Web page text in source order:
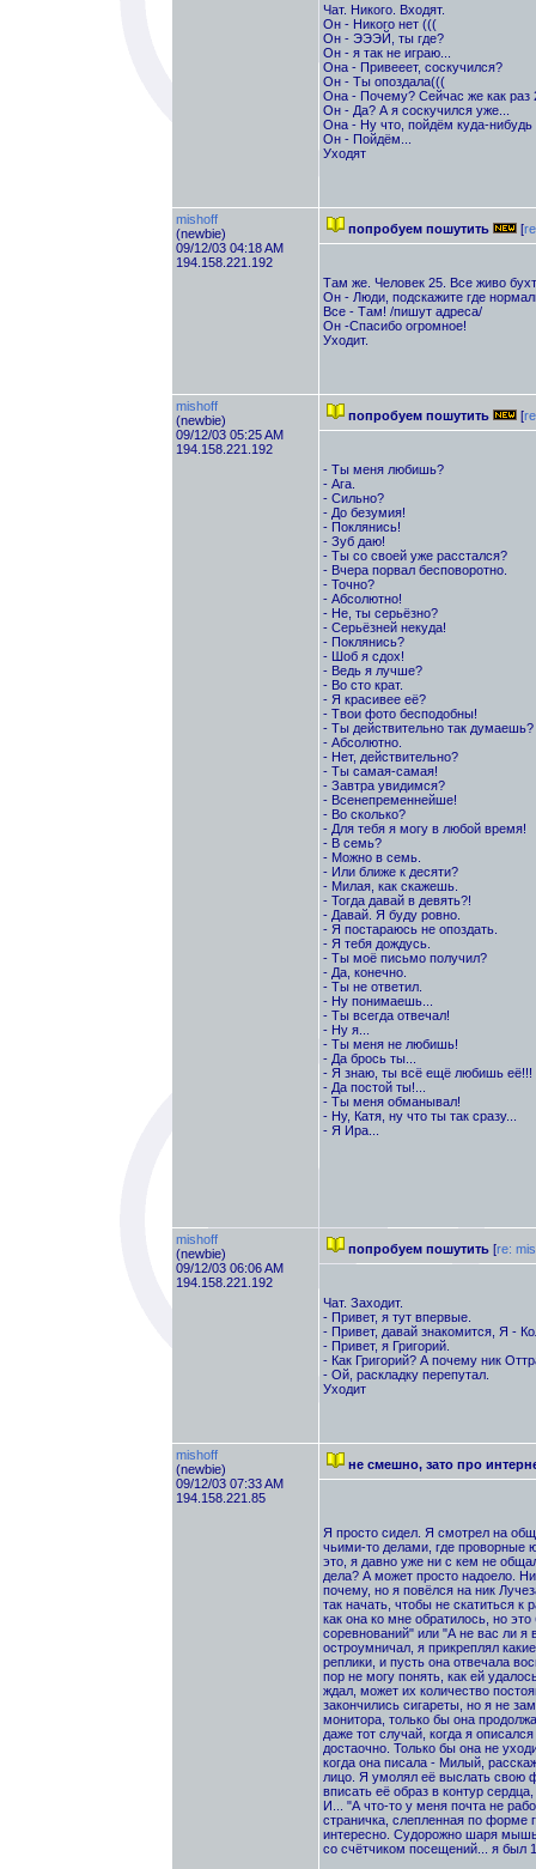
Чат. Никого. Входят.
Он - Никого нет (((
Он - ЭЭЭЙ, ты где?
Он - я так не играю...
Она - Привееет, соскучился?
Он - Ты опоздала(((
Она - Почему? Сейчас же как раз
Он - Да? А я соскучился уже...
Она - Ну что, пойдём куда-
Он - Пойдём...
Уходят
mishoff
(newbie)
09/12/03 04:18 AM
194.158.221.192
попробуем пошутить [
Там же. Человек 25. Все живо
Он - Люди, подскажите где
Все - Там! /пишут адреса/
Он -Спасибо огромное!
Уходит.
mishoff
(newbie)
09/12/03 05:25 AM
194.158.221.192
попробуем пошутить [
- Ты меня любишь?
- Ага.
- Сильно?
- До безумия!
- Поклянись!
- Зуб даю!
- Ты со своей уже расстался?
- Вчера порвал бесповоротно.
- Точно?
- Абсолютно!
- Не, ты серьёзно?
- Серьёзней некуда!
- Поклянись?
- Шоб я сдох!
- Ведь я лучше?
- Во сто крат.
- Я красивее её?
- Твои фото бесподобны!
- Ты действительно так думаешь?
- Абсолютно.
- Нет, действительно?
- Ты самая-самая!
- Завтра увидимся?
- Всенепременнейше!
- Во сколько?
- Для тебя я могу в любой время!
- В семь?
- Можно в семь.
- Или ближе к десяти?
- Милая, как скажешь.
- Тогда давай в девять?!
- Давай. Я буду ровно.
- Я постараюсь не опоздать.
- Я тебя дождусь.
- Ты моё письмо получил?
- Да, конечно.
- Ты не ответил.
- Ну понимаешь...
- Ты всегда отвечал!
- Ну я...
- Ты меня не любишь!
- Да брось ты...
- Я знаю, ты всё ещё любишь её!!!
- Да постой ты!...
- Ты меня обманывал!
- Ну, Катя, ну что ты так сразу...
- Я Ира...
mishoff
(newbie)
09/12/03 06:06 AM
194.158.221.192
попробуем пошутить [re:
Чат. Заходит.
- Привет, я тут впервые.
- Привет, давай знакомится, Я -
- Привет, я Григорий.
- Как Григорий? А почему ник
- Ой, раскладку перепутал.
Уходит
mishoff
(newbie)
09/12/03 07:33 AM
194.158.221.85
не смешно, зато про
Я просто сидел. Я смотрел на
чьими-то делами, где проворные
это, я давно уже ни с кем не
дела? А может просто надоело.
почему, но я повёлся на ник
так начать, чтобы не скатиться
как она ко мне обратилось, но
соревнований" или "А не вас ли я
остроумничал, я прикреплял
реплики, и пусть она отвечала
пор не могу понять, как ей
ждал, может их количество
закончились сигареты, но я не
монитора, только бы она
даже тот случай, когда я
достаочно. Только бы она не
когда она писала - Милый,
лицо. Я умолял её выслать свою
вписать её образ в контур
И... "А что-то у меня почта не
страничка, слепленная по форме
интересно. Судорожно шаря
со счётчиком посещений... я был